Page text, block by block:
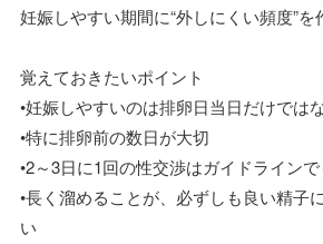
妊娠しやすい期間に“外しにくい頻度”を
覚えておきたいポイント
•妊娠しやすいのは排卵日当日だけでは
•特に排卵前の数日が大切
•2～3日に1回の性交渉はガイドライン
•長く溜めることが、必ずしも良い精子
い